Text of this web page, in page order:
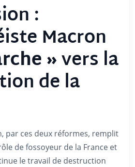
:
Macron
»vers la
de la
par ces deux réformes, remplit
de fossoyeur de la France et
le travail de destruction